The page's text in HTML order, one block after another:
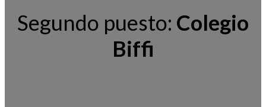
Segundo puesto: Colegio
Biffi